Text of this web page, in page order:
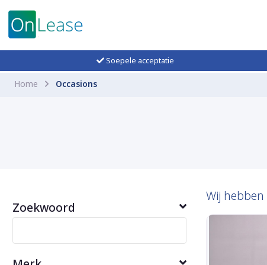
Soepele acceptatie
Home Occasions
Zoekwoord
Wij hebben